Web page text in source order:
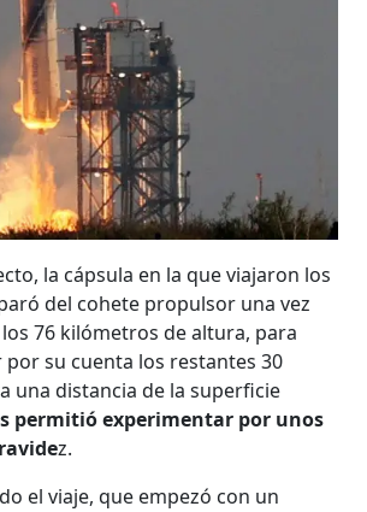
la cápsula en la que viajaron los
del cohete propulsor una vez
76 kilómetros de altura, para
su cuenta los restantes 30
una distancia de la superficie
permitió experimentar por unos
z.
el viaje, que empezó con un